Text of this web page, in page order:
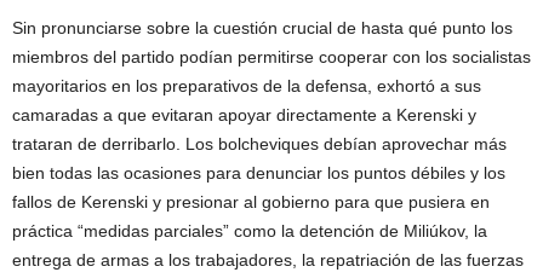
Sin pronunciarse sobre la cuestión crucial de hasta qué punto los
miembros del partido podían permitirse cooperar con los socialistas
mayoritarios en los preparativos de la defensa, exhortó a sus
camaradas a que evitaran apoyar directamente a Kerenski y
trataran de derribarlo. Los bolcheviques debían aprovechar más
bien todas las ocasiones para denunciar los puntos débiles y los
fallos de Kerenski y presionar al gobierno para que pusiera en
práctica “medidas parciales” como la detención de Miliúkov, la
entrega de armas a los trabajadores, la repatriación de las fuerzas